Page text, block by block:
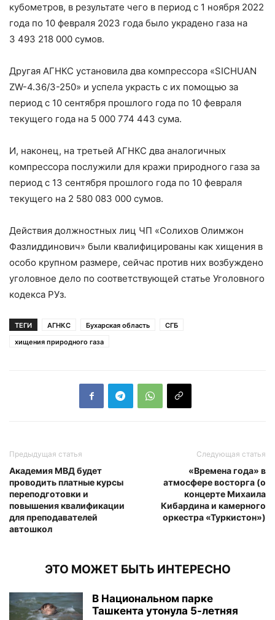
кубометров, в результате чего в период с 1 ноября 2022
года по 10 февраля 2023 года было украдено газа на
3 493 218 000 сумов.
Другая АГНКС установила два компрессора «SICHUAN
ZW-4.36/3-250» и успела украсть с их помощью за
период с 10 сентября прошлого года по 10 февраля
текущего года на 5 000 774 443 сума.
И, наконец, на третьей АГНКС два аналогичных
компрессора послужили для кражи природного газа за
период с 13 сентября прошлого года по 10 февраля
текущего на 2 580 083 000 сумов.
Действия должностных лиц ЧП «Солихов Олимжон
Фазлиддинович» были квалифицированы как хищения в
особо крупном размере, сейчас против них возбуждено
уголовное дело по соответствующей статье Уголовного
кодекса РУз.
ТЕГИ АГНКС Бухарская область
СГБ
хищения природного газа
Предыдущая статья
Академия МВД будет
проводить платные курсы
переподготовки и
повышения квалификации
для преподавателей
автошкол
Следующая статья
«Времена года» в
атмосфере восторга (о
концерте Михаила
Кибардина и камерного
оркестра «Туркистон»)
ЭТО МОЖЕТ БЫТЬ ИНТЕРЕСНО
В Национальном парке
Ташкента утонула 5-летняя